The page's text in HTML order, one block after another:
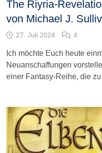
The Riyria-
von Michael J.
27. Juli 2024 4
Ich möchte Euch heute
Neuanschaffungen
einer Fantasy-Reihe, die